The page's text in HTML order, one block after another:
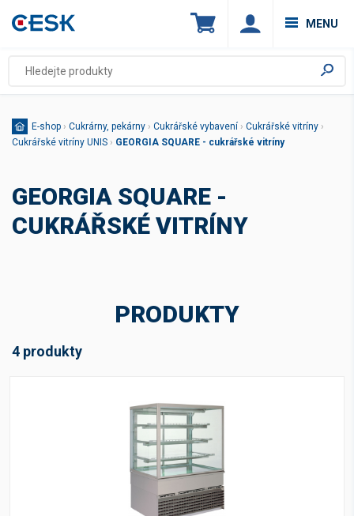
MENU
E-shop › Cukrárny, pekárny › Cukrářské vybavení › Cukrářské vitríny ›
Cukrářské vitríny UNIS › GEORGIA SQUARE - cukrářské vitríny
GEORGIA SQUARE -
CUKRÁŘSKÉ VITRÍNY
PRODUKTY
4 produkty